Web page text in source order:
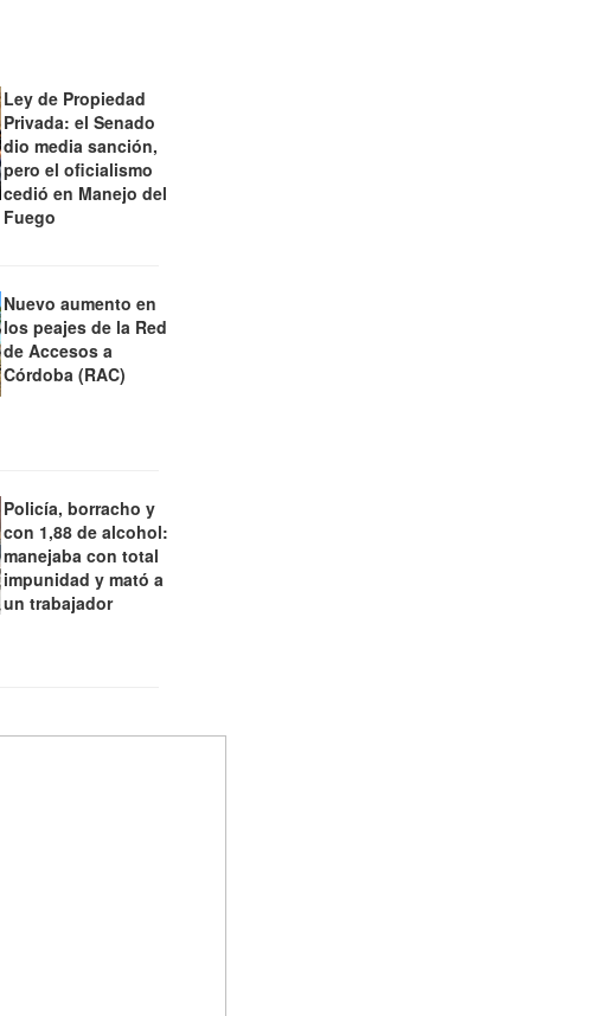
Ley de Propiedad
Privada: el Senado
dio media sanción,
pero el oficialismo
cedió en Manejo del
Fuego
Nuevo aumento en
los peajes de la Red
de Accesos a
Córdoba (RAC)
Policía, borracho y
con 1,88 de alcohol:
manejaba con total
impunidad y mató a
un trabajador